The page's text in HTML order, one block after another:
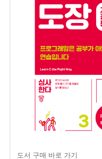
도서 구매 바로 가기